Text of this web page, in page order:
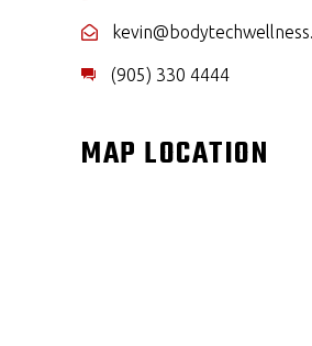
(905) 330 4444
MAP LOCATION